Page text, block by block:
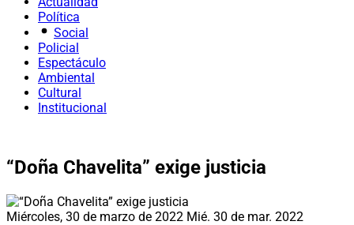
Política
Social
Policial
Espectáculo
Ambiental
Cultural
Institucional
“Doña Chavelita” exige justicia
Miércoles, 30 de marzo de 2022 Mié. 30 de mar. 2022